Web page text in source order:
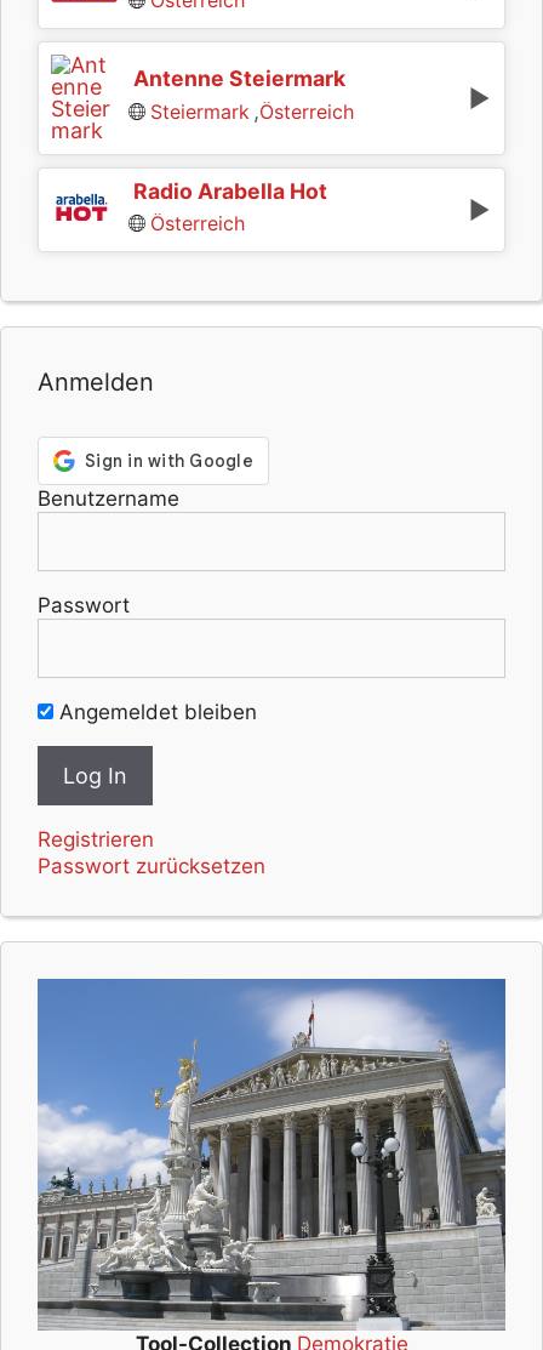
Antenne Steiermark
Steiermark ,Österreich
Radio Arabella Hot
Österreich
Anmelden
Benutzername
Passwort
Angemeldet bleiben
Registrieren
Passwort zurücksetzen
Tool-Collection Demokratie